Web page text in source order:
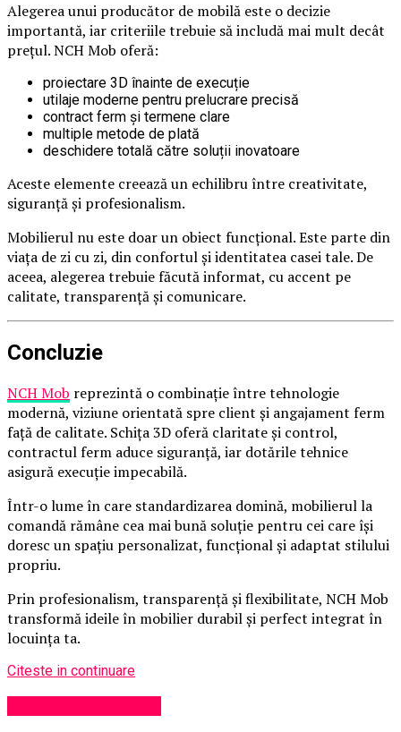
Alegerea unui producător de mobilă este o decizie
importantă, iar criteriile trebuie să includă mai mult decât
prețul. NCH Mob oferă:
proiectare 3D înainte de execuție
utilaje moderne pentru prelucrare precisă
contract ferm și termene clare
multiple metode de plată
deschidere totală către soluții inovatoare
Aceste elemente creează un echilibru între creativitate,
siguranță și profesionalism.
Mobilierul nu este doar un obiect funcțional. Este parte din
viața de zi cu zi, din confortul și identitatea casei tale. De
aceea, alegerea trebuie făcută informat, cu accent pe
calitate, transparență și comunicare.
Concluzie
NCH Mob reprezintă o combinație între tehnologie
modernă, viziune orientată spre client și angajament ferm
față de calitate. Schița 3D oferă claritate și control,
contractul ferm aduce siguranță, iar dotările tehnice
asigură execuție impecabilă.
Într-o lume în care standardizarea domină, mobilierul la
comandă rămâne cea mai bună soluție pentru cei care își
doresc un spațiu personalizat, funcțional și adaptat stilului
propriu.
Prin profesionalism, transparență și flexibilitate, NCH Mob
transformă ideile în mobilier durabil și perfect integrat în
locuința ta.
Citeste in continuare